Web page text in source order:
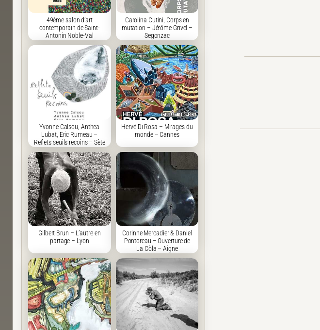
49ème salon d’art
contemporain de Saint-
Antonin Noble-Val
Carolina Cutini, Corps en
mutation – Jérôme Grivel –
Segonzac
Yvonne Calsou, Anthea
Lubat, Eric Rumeau –
Reflets seuils recoins – Sète
Hervé Di Rosa – Mirages du
monde – Cannes
Gilbert Brun – L’autre en
partage – Lyon
Corinne Mercadier & Daniel
Pontoreau – Ouverture de
La Còla – Aigne